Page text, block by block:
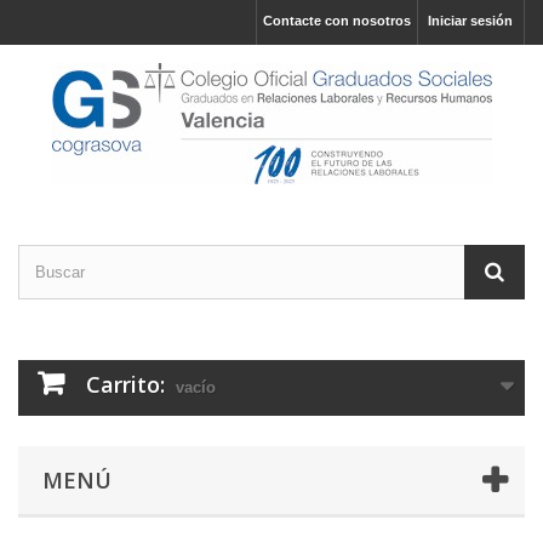
Iniciar sesión
Contacte con nosotros
Carrito: vacío
MENÚ